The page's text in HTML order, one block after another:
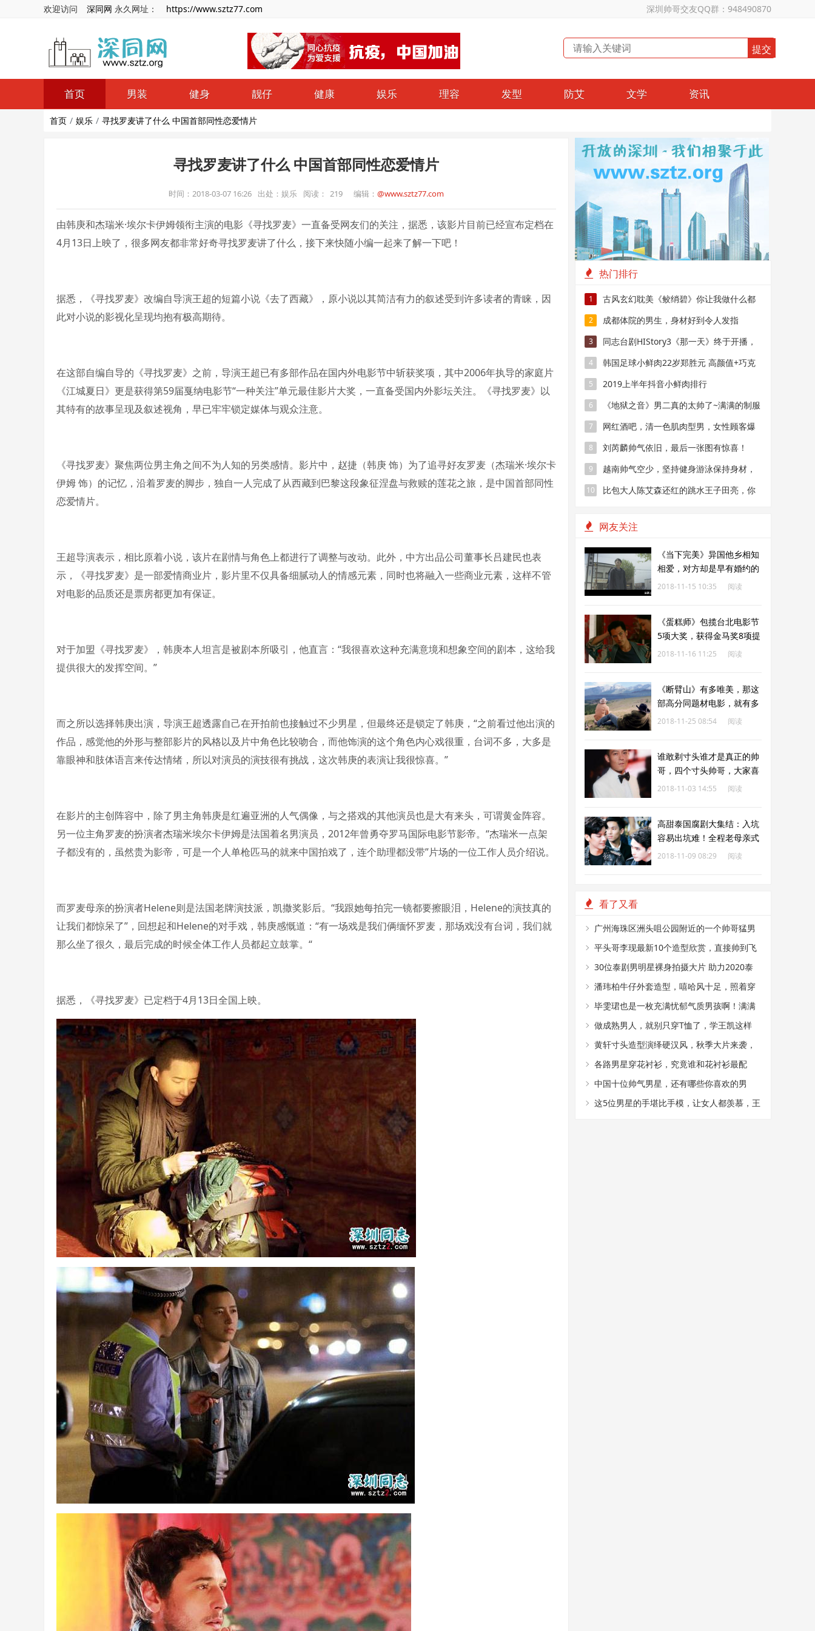
欢迎访问 深同网 永久网址： https://www.sztz77.com 深圳帅哥交友QQ群：948490870
首页 男装 健身 靓仔 健康 娱乐 理容 发型 防艾 文学 资讯
首页 娱乐 寻找罗麦讲了什么 中国首部同性恋爱情片
寻找罗麦讲了什么 中国首部同性恋爱情片
时间：2018-03-07 16:26 出处：娱乐 阅读： 219 编辑：@www.sztz77.com
由韩庚和杰瑞米·埃尔卡伊姆领衔主演的电影《寻找罗麦》一直备受网友们的关注，据悉，该影片目前已经宣布定档在
4月13日上映了，很多网友都非常好奇寻找罗麦讲了什么，接下来快随小编一起来了解一下吧！
据悉，《寻找罗麦》改编自导演王超的短篇小说《去了西藏》，原小说以其简洁有力的叙述受到许多读者的青睐，因
此对小说的影视化呈现均抱有极高期待。
在这部自编自导的《寻找罗麦》之前，导演王超已有多部作品在国内外电影节中斩获奖项，其中2006年执导的家庭片
《江城夏日》更是获得第59届戛纳电影节“一种关注”单元最佳影片大奖，一直备受国内外影坛关注。《寻找罗麦》以
其特有的故事呈现及叙述视角，早已牢牢锁定媒体与观众注意。
《寻找罗麦》聚焦两位男主角之间不为人知的另类感情。影片中，赵捷（韩庚 饰）为了追寻好友罗麦（杰瑞米·埃尔卡
伊姆 饰）的记忆，沿着罗麦的脚步，独自一人完成了从西藏到巴黎这段象征涅盘与救赎的莲花之旅，是中国首部同性
恋爱情片。
王超导演表示，相比原着小说，该片在剧情与角色上都进行了调整与改动。此外，中方出品公司董事长吕建民也表
示，《寻找罗麦》是一部爱情商业片，影片里不仅具备细腻动人的情感元素，同时也将融入一些商业元素，这样不管
对电影的品质还是票房都更加有保证。
对于加盟《寻找罗麦》，韩庚本人坦言是被剧本所吸引，他直言：“我很喜欢这种充满意境和想象空间的剧本，这给我
提供很大的发挥空间。”
而之所以选择韩庚出演，导演王超透露自己在开拍前也接触过不少男星，但最终还是锁定了韩庚，“之前看过他出演的
作品，感觉他的外形与整部影片的风格以及片中角色比较吻合，而他饰演的这个角色内心戏很重，台词不多，大多是
靠眼神和肢体语言来传达情绪，所以对演员的演技很有挑战，这次韩庚的表演让我很惊喜。”
在影片的主创阵容中，除了男主角韩庚是红遍亚洲的人气偶像，与之搭戏的其他演员也是大有来头，可谓黄金阵容。
另一位主角罗麦的扮演者杰瑞米埃尔卡伊姆是法国着名男演员，2012年曾勇夺罗马国际电影节影帝。“杰瑞米一点架
子都没有的，虽然贵为影帝，可是一个人单枪匹马的就来中国拍戏了，连个助理都没带”片场的一位工作人员介绍说。
而罗麦母亲的扮演者Helene则是法国老牌演技派，凯撒奖影后。“我跟她每拍完一镜都要擦眼泪，Helene的演技真的
让我们都惊呆了”，回想起和Helene的对手戏，韩庚感慨道：“有一场戏是我们俩缅怀罗麦，那场戏没有台词，我们就
那么坐了很久，最后完成的时候全体工作人员都起立鼓掌。“
据悉，《寻找罗麦》已定档于4月13日全国上映。
热门排行
1
古风玄幻耽美《鲛绡碧》你让我做什么都
可以，但不可以抛弃我
2 成都体院的男生，身材好到令人发指
3
同志台剧HIStory3《那一天》终于开播，
但这颜值没啥看点
4
韩国足球小鲜肉22岁郑胜元 高颜值+巧克
力腹肌帅气场上
5 2019上半年抖音小鲜肉排行
6
《地狱之音》男二真的太帅了~满满的制服
youhuo呀~
7
网红酒吧，清一色肌肉型男，女性顾客爆
满
8 刘芮麟帅气依旧，最后一张图有惊喜！
9
越南帅气空少，坚持健身游泳保持身材，
引无数乘客犯花痴
10
比包大人陈艾森还红的跳水王子田亮，你
网友关注
《当下完美》异国他乡相知
相爱，对方却是早有婚约的
准爸爸！
2018-11-15 10:35
阅读
《蛋糕师》包揽台北电影节
5项大奖，获得金马奖8项提
名
2018-11-16 11:25
阅读
《断臂山》有多唯美，那这
部高分同题材电影，就有多
残酷
2018-11-25 08:54
阅读
谁敢剃寸头谁才是真正的帅
哥，四个寸头帅哥，大家喜
欢哪一个！
2018-11-03 14:55
阅读
高甜泰国腐剧大集结：入坑
容易出坑难！全程老母亲式
微笑
2018-11-09 08:29
阅读
看了又看
广州海珠区洲头咀公园附近的一个帅哥猛男
烤肉摊
平头哥李现最新10个造型欣赏，直接帅到飞
起
30位泰剧男明星裸身拍摄大片 助力2020泰
国乳腺癌粉红丝带
潘玮柏牛仔外套造型，嘻哈风十足，照着穿
你也能变成潮流范
毕雯珺也是一枚充满忧郁气质男孩啊！满满
的沉稳气质，尽显绅士
做成熟男人，就别只穿T恤了，学王凯这样
穿，立马帅气又有型
黄轩寸头造型演绎硬汉风，秋季大片来袭，
时尚与复古并存
各路男星穿花衬衫，究竟谁和花衬衫最配
中国十位帅气男星，还有哪些你喜欢的男
星，进来讨论一下吧！
这5位男星的手堪比手模，让女人都羡慕，王